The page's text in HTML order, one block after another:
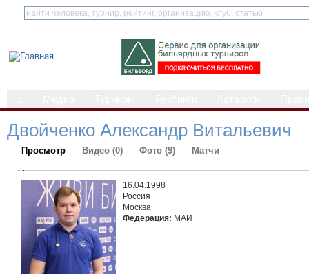
Двойченко Александр Витальевич
Просмотр Видео (0) Фото (9) Матчи
-
16.04.1998
Россия
Москва
Федерация: МАИ